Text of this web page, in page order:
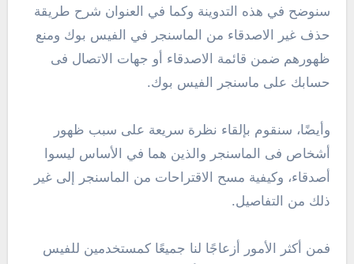
سنوضح في هذه التدوينة وكما في العنوان شرح طريقة
حذف غير الاصدقاء من الماسنجر في الفيس بوك ومنع
ظهورهم ضمن قائمة الاصدقاء أو جهات الاتصال فى
حسابك على ماسنجر الفيس بوك.
وأيضًا، سنقوم بإلقاء نظرة سريعة على سبب ظهور
أشخاص فى الماسنجر والذين هما في الأساس ليسوا
أصدقاء، وكيفية مسح الاقتراحات من الماسنجر إلى غير
ذلك من التفاصيل.
فمن أكثر الأمور أزعاجًا لنا جميعًا كمستخدمين للفيس